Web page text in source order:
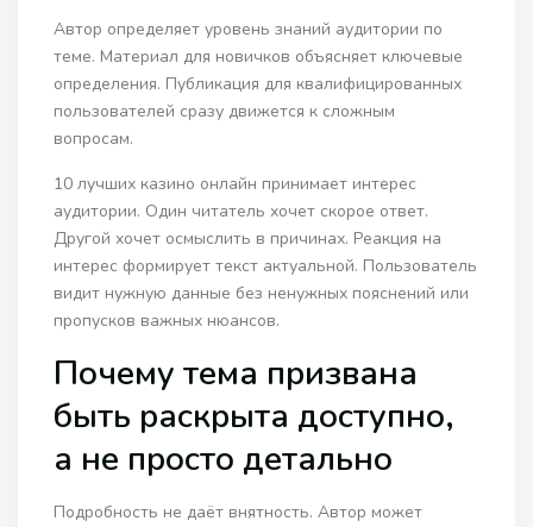
Автор определяет уровень знаний аудитории по
теме. Материал для новичков объясняет ключевые
определения. Публикация для квалифицированных
пользователей сразу движется к сложным
вопросам.
10 лучших казино онлайн принимает интерес
аудитории. Один читатель хочет скорое ответ.
Другой хочет осмыслить в причинах. Реакция на
интерес формирует текст актуальной. Пользователь
видит нужную данные без ненужных пояснений или
пропусков важных нюансов.
Почему тема призвана
быть раскрыта доступно,
а не просто детально
Подробность не даёт внятность. Автор может